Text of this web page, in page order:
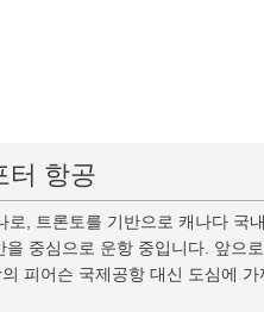
터 항공
, 트론토를 기반으로 캐나다
중심으로 운항 중입니다. 앞
피어슨 국제공항 대신 도심에